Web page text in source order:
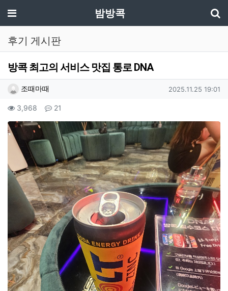
메뉴 밤방콕
후기 게시판
방콕 최고의 서비스 맛집 통로 DNA
작성자 정보
조때마때 작성일
2025.11.25 19:01
컨텐츠 정보
3,968 조회 21
본문